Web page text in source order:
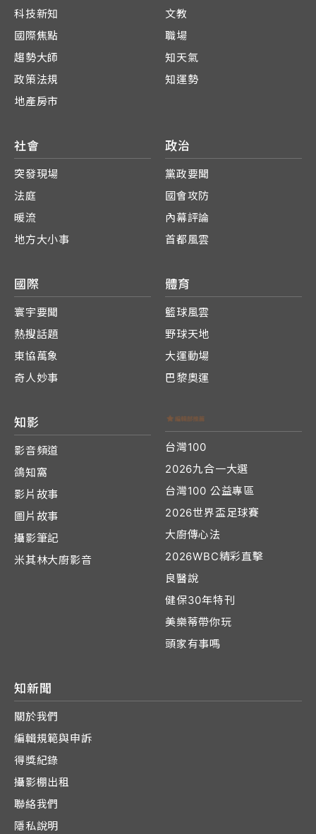
科技新知
國際焦點
趨勢大師
政策法規
地產房市
文教
職場
知天氣
知運勢
社會
突發現場
法庭
暖流
地方大小事
政治
黨政要聞
國會攻防
內幕評論
首都風雲
國際
寰宇要聞
熱搜話題
東協萬象
奇人妙事
體育
籃球風雲
野球天地
大運動場
巴黎奧運
知影
影音頻道
鴿知窩
影片故事
圖片故事
攝影筆記
米其林大廚影音
台灣100
2026九合一大選
台灣100 公益專區
2026世界盃足球賽
大廚傳心法
2026WBC精彩直擊
良醫說
健保30年特刊
美樂蒂帶你玩
頭家有事嗎
知新聞
關於我們
編輯規範與申訴
得獎紀錄
攝影棚出租
聯絡我們
隱私說明